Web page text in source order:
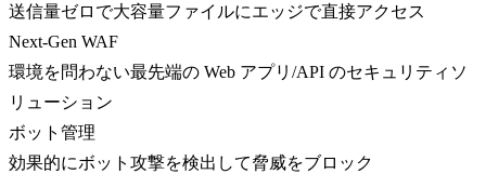
送信量ゼロで大容量ファイルにエッジで直接アクセス
Next-Gen WAF
環境を問わない最先端の Web アプリ/API のセキュリティソ
リューション
ボット管理
効果的にボット攻撃を検出して脅威をブロック